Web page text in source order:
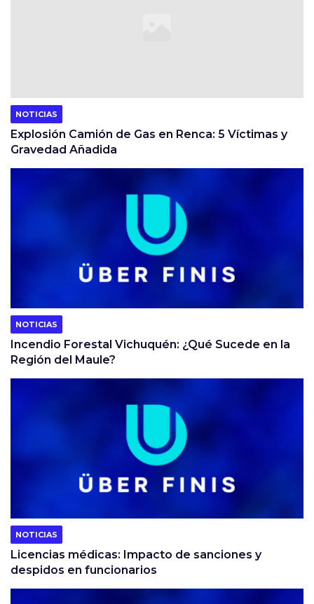
NOTICIAS
Explosión Camión de Gas en Renca: 5 Víctimas y
Gravedad Añadida
NOTICIAS
Incendio Forestal Vichuquén: ¿Qué Sucede en la
Región del Maule?
NOTICIAS
Licencias médicas: Impacto de sanciones y
despidos en funcionarios